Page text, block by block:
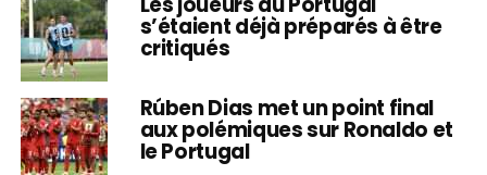
s’étaient déjà préparés à être
critiqués
Rúben Dias met un point final
aux polémiques sur Ronaldo et
le Portugal